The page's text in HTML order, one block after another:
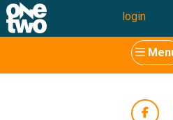
login